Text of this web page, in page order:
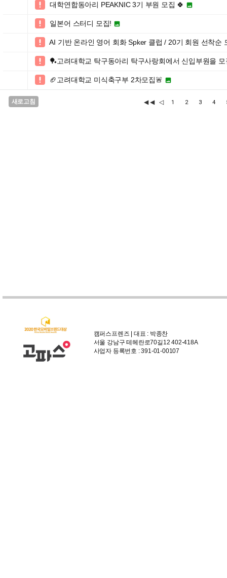
 대학연합동아리 PEAKNIC 3기 부원 모집 🍀 
 일본어 스터디 모집! 
 AI 기반 온라인 영어 회화 Spker 클럽 / 20기 회원 선착순
 🏓고려대학교 탁구동아리 탁구사랑회에서 신입부원을
 🏈고려대학교 미식축구부 2차모집🚨 
새로고침 ◀◀ ◁ 1 2 3 4
캠퍼스프렌즈 | 대표 : 박종찬
서울 강남구 테헤란로70길12 402-418A
사업자 등록번호 : 391-01-00107